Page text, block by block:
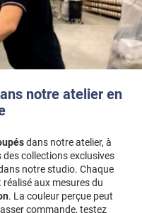
notre atelier en
dans notre atelier, à
collections exclusives
notre studio. Chaque
aux mesures du
. La couleur perçue peut
commande, testez